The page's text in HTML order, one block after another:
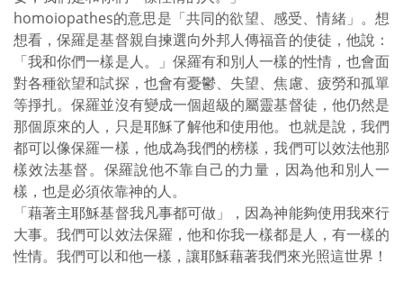
homoiopathes的意思是「共同的欲望、感受、情緒」。想
想看，保羅是基督親自揀選向外邦人傳福音的使徒，他說：
「我和你們一樣是人。」保羅有和別人一樣的性情，也會面
對各種欲望和試探，也會有憂鬱、失望、焦慮、疲勞和孤單
等掙扎。保羅並沒有變成一個超級的屬靈基督徒，他仍然是
那個原來的人，只是耶穌了解他和使用他。也就是說，我們
都可以像保羅一樣，他成為我們的榜樣，我們可以效法他那
樣效法基督。保羅說他不靠自己的力量，因為他和別人一
樣，也是必須依靠神的人。
「藉著主耶穌基督我凡事都可做」，因為神能夠使用我來行
大事。我們可以效法保羅，他和你我一樣都是人，有一樣的
性情。我們可以和他一樣，讓耶穌藉著我們來光照這世界！